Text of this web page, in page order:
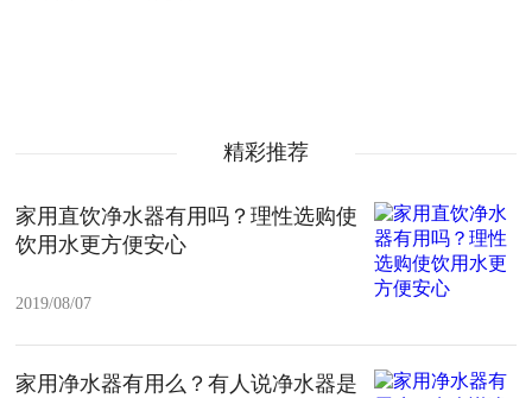
精彩推荐
家用直饮净水器有用吗？理性选购使
饮用水更方便安心
2019/08/07
家用净水器有用么？有人说净水器是